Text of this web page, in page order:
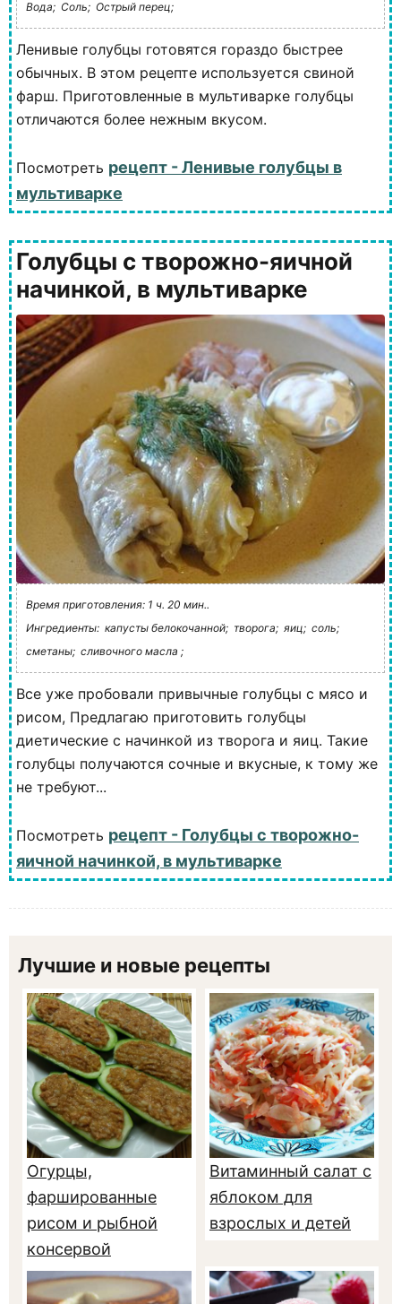
Вода; Соль; Острый перец;
Ленивые голубцы готовятся гораздо быстрее
обычных. В этом рецепте используется свиной
фарш. Приготовленные в мультиварке голубцы
отличаются более нежным вкусом.
Посмотреть рецепт - Ленивые голубцы в
мультиварке
Голубцы с творожно-яичной
начинкой, в мультиварке
Время приготовления: 1 ч. 20 мин..
Ингредиенты: капусты белокочанной; творога; яиц; соль;
сметаны; сливочного масла ;
Все уже пробовали привычные голубцы с мясо и
рисом, Предлагаю приготовить голубцы
диетические с начинкой из творога и яиц. Такие
голубцы получаются сочные и вкусные, к тому же
не требуют...
Посмотреть рецепт - Голубцы с творожно-
яичной начинкой, в мультиварке
Лучшие и новые рецепты
Огурцы,
фаршированные
рисом и рыбной
консервой
Витаминный салат с
яблоком для
взрослых и детей